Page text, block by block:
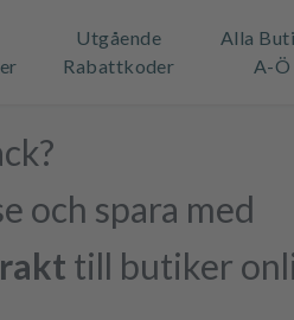
Utgående
Rabattkoder
Alla
A-Ö
och spara med
till butiker